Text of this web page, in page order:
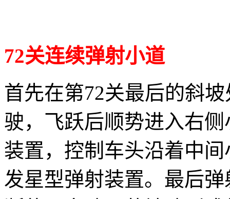
72关连续弹射小道
首先在第72关最后的斜
驶，飞跃后顺势进入右
装置，控制车头沿着中
发星型弹射装置。最后